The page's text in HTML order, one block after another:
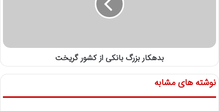
بدهکار بزرگ بانکی از کشور گریخت
نوشته های مشابه